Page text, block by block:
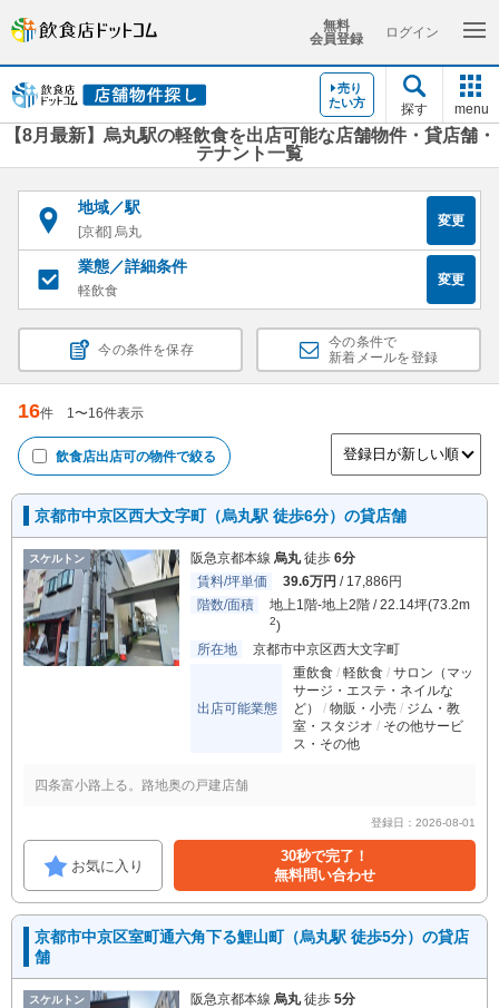
無料
会員登録
ログイン
売り
たい方
探す menu
【8月最新】烏丸駅の軽飲食を出店可能な店舗物件・貸店舗・
テナント一覧
地域／駅
[京都] 烏丸
変更
業態／詳細条件
軽飲食
変更
今の条件を保存
今の条件で
新着メールを登録
16件 1〜16件表示
飲食店出店可の物件で絞る
京都市中京区西大文字町（烏丸駅 徒歩6分）の貸店舗
スケルトン 阪急京都本線 烏丸徒歩 6分
賃料/坪単価
39.6万円 / 17,886円
階数/面積
地上1階-地上2階 / 22.14坪(73.2m
2)
所在地
京都市中京区西大文字町
出店可能業態
重飲食 軽飲食
サロン（マッ
サージ・エステ・ネイルな
ど）
物販・小売
ジム・教
室・スタジオ
その他サービ
ス・その他
四条富小路上る。路地奥の戸建店舗
登録日：2026-08-01
お気に入り
30秒で完了！
無料問い合わせ
京都市中京区室町通六角下る鯉山町（烏丸駅 徒歩5分）の貸店
舗
スケルトン 阪急京都本線 烏丸徒歩 5分